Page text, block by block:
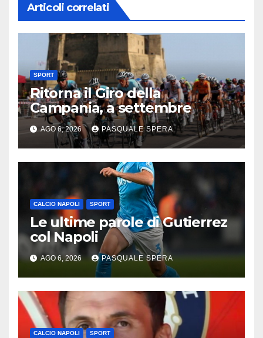
Articoli correlati
SPORT
Ritorna il Giro della
Campania, a settembre
AGO 6, 2026 PASQUALE SPERA
CALCIO NAPOLI SPORT
Le ultime parole di Gutierrez
col Napoli
AGO 6, 2026 PASQUALE SPERA
CALCIO NAPOLI SPORT